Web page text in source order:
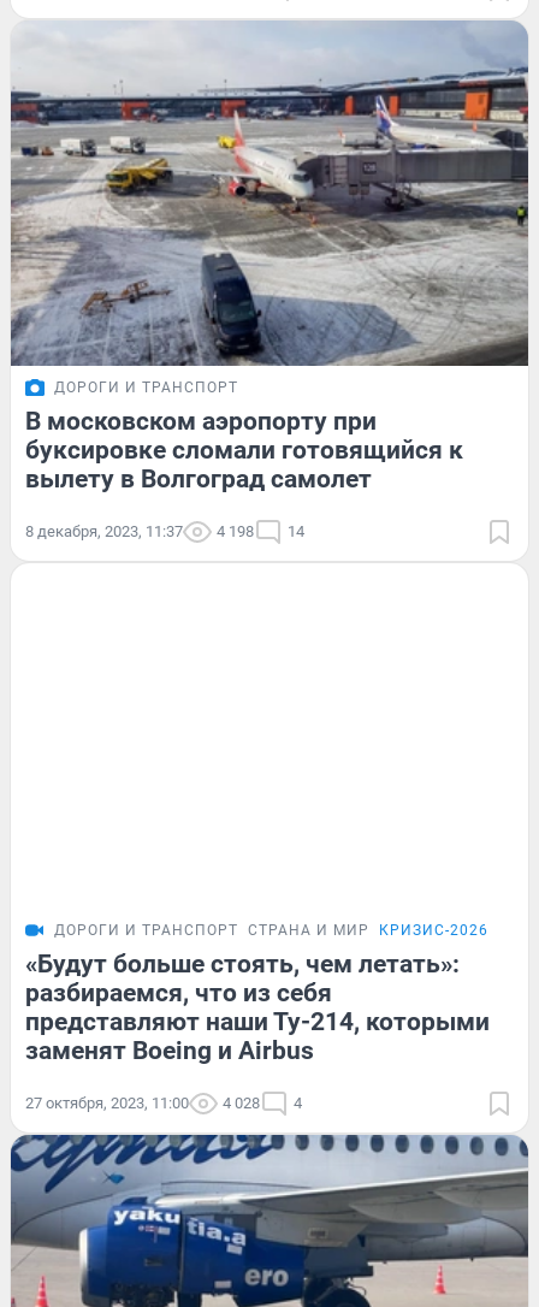
ДОРОГИ И ТРАНСПОРТ
В московском аэропорту при
буксировке сломали готовящийся к
вылету в Волгоград самолет
8 декабря, 2023, 11:37 4 198 14
ДОРОГИ И ТРАНСПОРТ СТРАНА И МИР КРИЗИС-2026
«Будут больше стоять, чем летать»:
разбираемся, что из себя
представляют наши Ту-214, которыми
заменят Boeing и Airbus
27 октября, 2023, 11:00 4 028 4